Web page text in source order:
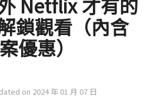
鎖觀看（內含
優惠）
on 2024 年 01 月 07 日